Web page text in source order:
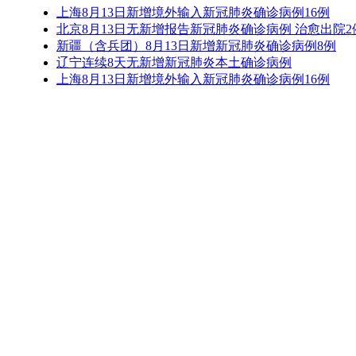
上海8月13日新增境外输入新冠肺炎确诊病例16例
北京8月13日无新增报告新冠肺炎确诊病例 治愈出院2
新疆（含兵团）8月13日新增新冠肺炎确诊病例8例
辽宁连续8天无新增新冠肺炎本土确诊病例
上海8月13日新增境外输入新冠肺炎确诊病例16例